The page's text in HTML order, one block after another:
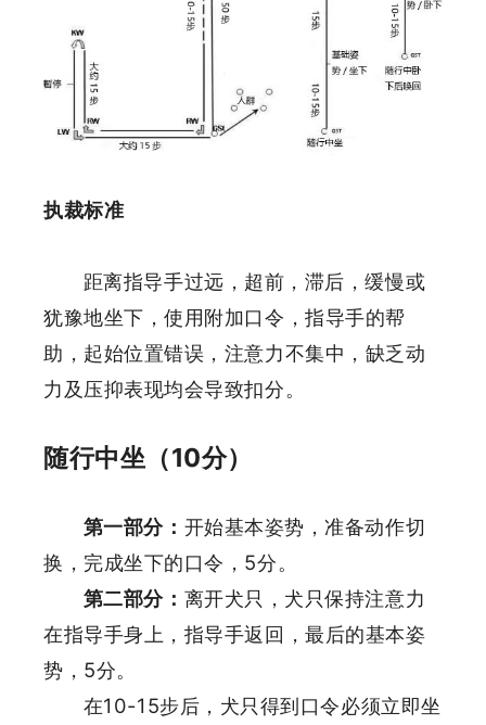
执裁标准
距离指导手过远，超前，滞后，缓慢或
犹豫地坐下，使用附加口令，指导手的帮
助，起始位置错误，注意力不集中，缺乏动
力及压抑表现均会导致扣分。
随行中坐（10分）
第一部分： 开始基本姿势，准备动作切
换，完成坐下的口令，5分。
第二部分： 离开犬只，犬只保持注意力
在指导手身上，指导手返回，最后的基本姿
势，5分。
在10-15步后，犬只得到口令必须立即坐